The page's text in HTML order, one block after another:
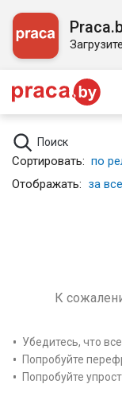
Поиск
Сортировать: по
Отображать: за
К
Убедитесь, что
Попробуйте
Попробуйте